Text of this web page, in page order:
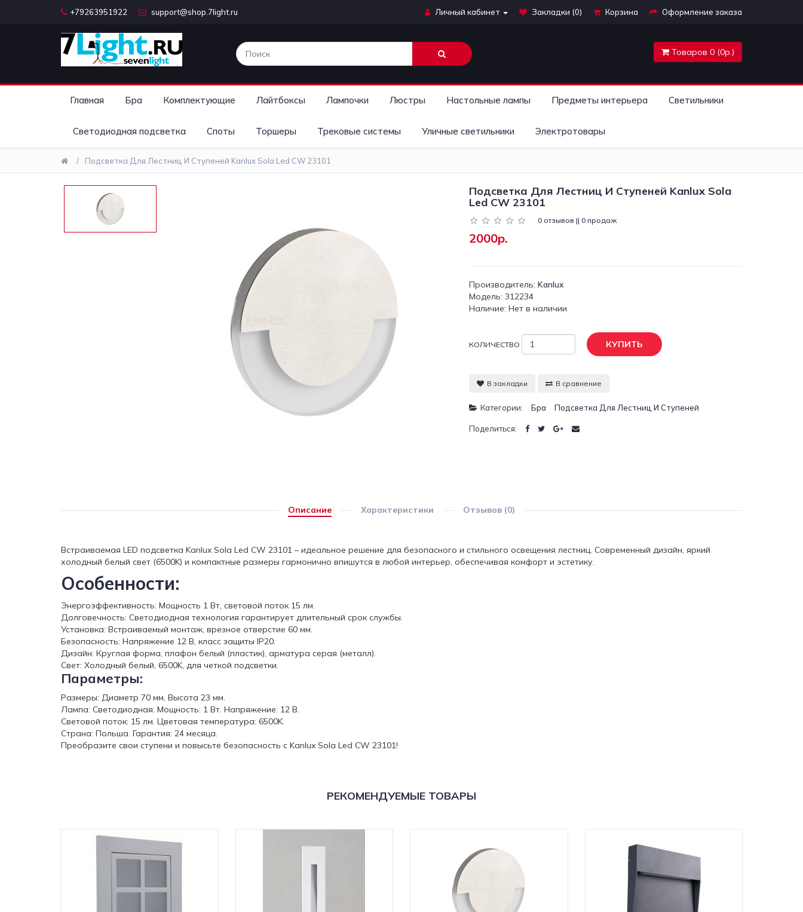
+79263951922 support@shop.7light.ru Личный кабинет Закладки (0) Корзина Оформление заказа
Товаров 0 (0р.)
Главная Бра Комплектующие Лайтбоксы Лампочки Люстры Настольные лампы Предметы интерьера Светильники
Светодиодная подсветка Споты Торшеры Трековые системы Уличные светильники Электротовары
Подсветка Для Лестниц И Ступеней Kanlux Sola Led CW 23101
Подсветка Для Лестниц И Ступеней Kanlux Sola
Led CW 23101
0 отзывов || 0 продаж
2000р.
Производитель: Kanlux
Модель: 312234
Наличие: Нет в наличии
КОЛИЧЕСТВО КУПИТЬ
В закладки В сравнение
Категории: Бра Подсветка Для Лестниц И Ступеней
Поделиться:
Описание Характеристики Отзывов (0)
Встраиваемая LED подсветка Kanlux Sola Led CW 23101 – идеальное решение для безопасного и стильного освещения лестниц. Современный дизайн, яркий
холодный белый свет (6500K) и компактные размеры гармонично впишутся в любой интерьер, обеспечивая комфорт и эстетику.
Особенности:
Энергоэффективность: Мощность 1 Вт, световой поток 15 лм.
Долговечность: Светодиодная технология гарантирует длительный срок службы.
Установка: Встраиваемый монтаж, врезное отверстие 60 мм.
Безопасность: Напряжение 12 В, класс защиты IP20.
Дизайн: Круглая форма, плафон белый (пластик), арматура серая (металл).
Свет: Холодный белый, 6500K, для четкой подсветки.
Параметры:
Размеры: Диаметр 70 мм, Высота 23 мм.
Лампа: Светодиодная. Мощность: 1 Вт. Напряжение: 12 В.
Световой поток: 15 лм. Цветовая температура: 6500K.
Страна: Польша. Гарантия: 24 месяца.
Преобразите свои ступени и повысьте безопасность с Kanlux Sola Led CW 23101!
РЕКОМЕНДУЕМЫЕ ТОВАРЫ